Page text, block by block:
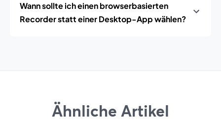
Wann sollte ich einen browserbasierten
Recorder statt einer Desktop-App wählen?
Ähnliche Artikel